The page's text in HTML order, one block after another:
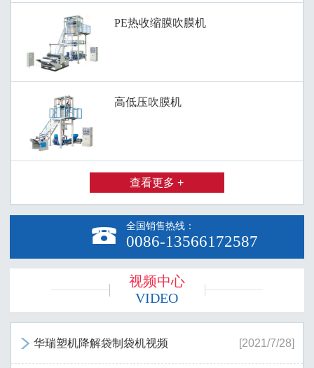
PE热收缩膜吹膜机
高低压吹膜机
查看更多 +
 全国销售热线：
0086-13566172587
视频中心
VIDEO
 [2021/7/28]
华瑞塑机降解袋制袋机视频